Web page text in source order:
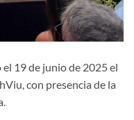
19 de junio de 2025 el
con presencia de la